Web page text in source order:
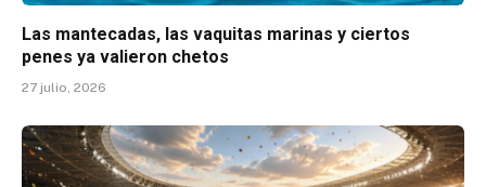
Las mantecadas, las vaquitas marinas y ciertos
penes ya valieron chetos
27 julio, 2026